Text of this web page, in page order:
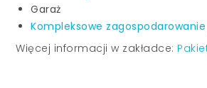
Garaż
Kompleksowe
Więcej informacji w zakładce: